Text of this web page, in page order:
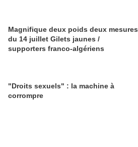
Magnifique deux poids deux mesures
du 14 juillet Gilets jaunes /
supporters franco-algériens
"Droits sexuels" : la machine à
corrompre